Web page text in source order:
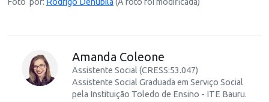
Amanda Coleone
Assistente Social (CRESS:53.047)
Assistente Social Graduada em Serviço Social
pela Instituição Toledo de Ensino - ITE Bauru.